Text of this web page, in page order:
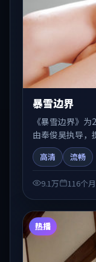
暴雪边界
《暴雪边界》
由奉俊昊执导
情在人物弧光与
质感。适合关注
高清 流畅
9.1万 116个
热播